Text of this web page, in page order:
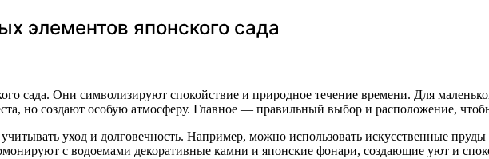
элементов японского сада
сада. Они символизируют спокойствие и природное течение времени. Для
но создают особую атмосферу. Главное — правильный выбор и расположение,
уход и долговечность. Например, можно использовать искусственные
с водоемами декоративные камни и японские фонари, создающие уют и